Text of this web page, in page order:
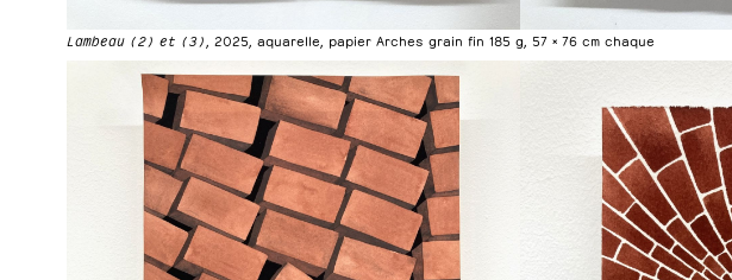
Lambeau (2) et (3) , 2025, aquarelle, papier Arches grain fin 185 g, 57 × 76 cm chaque